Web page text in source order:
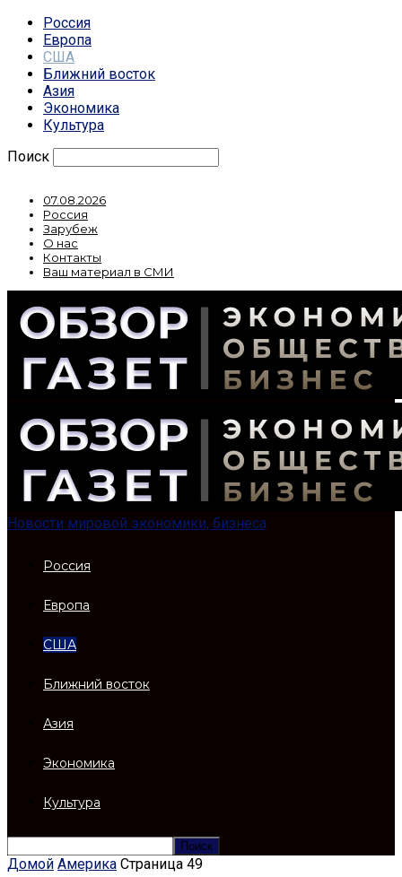
Россия
Европа
США
Ближний восток
Азия
Экономика
Культура
Поиск
07.08.2026
Россия
Зарубеж
О нас
Контакты
Ваш материал в СМИ
Новости мировой экономики, бизнеса
Россия
Европа
США
Ближний восток
Азия
Экономика
Культура
Домой Америка Страница 49